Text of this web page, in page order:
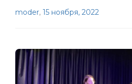
moder, 15 ноября, 2022